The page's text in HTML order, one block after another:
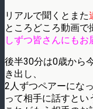
リアルで聞くとまた
ところどころ動画で
しずつ皆さんにもお
後半30分は0歳から
き出し、
2人ずつペアーにな
って相手に話すとい